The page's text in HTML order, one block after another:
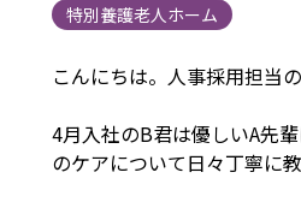
特別養護老人ホーム
こんにちは。人事採用担当の
4月入社のB君は優しいA先
のケアについて日々丁寧に